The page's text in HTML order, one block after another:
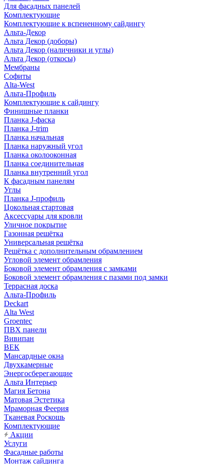
Для фасадных панелей
Комплектующие
Комплектующие к вспененному сайдингу
Альта-Декор
Альта Декор (доборы)
Альта Декор (наличники и углы)
Альта Декор (откосы)
Мембраны
Софиты
Alta-West
Альта-Профиль
Комплектующие к сайдингу
Финишные планки
Планка J-фаска
Планка J-trim
Планка начальная
Планка наружный угол
Планка околооконная
Планка соединительная
Планка внутренний угол
К фасадным панелям
Углы
Планка J-профиль
Цокольная стартовая
Аксессуары для кровли
Уличное покрытие
Газонная решётка
Универсальная решётка
Решётка с дополнительным обрамлением
Угловой элемент обрамления
Боковой элемент обрамления с замками
Боковой элемент обрамления с пазами под замки
Террасная доска
Альта-Профиль
Deckart
Alta West
Groentec
ПВХ панели
Вивипан
ВЕК
Мансардные окна
Двухкамерные
Энергосберегающие
Альта Интерьер
Магия Бетона
Матовая Эстетика
Мраморная Феерия
Тканевая Роскошь
Комплектующие
Акции
Услуги
Фасадные работы
Монтаж сайдинга